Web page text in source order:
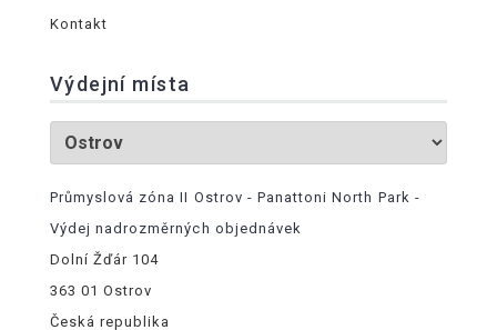
Kontakt
Výdejní místa
Průmyslová zóna II Ostrov - Panattoni North Park -
Výdej nadrozměrných objednávek
Dolní Žďár 104
363 01 Ostrov
Česká republika